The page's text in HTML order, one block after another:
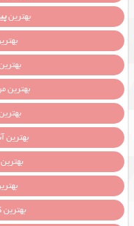
بهترین
بهترین
بهترین
بهترین